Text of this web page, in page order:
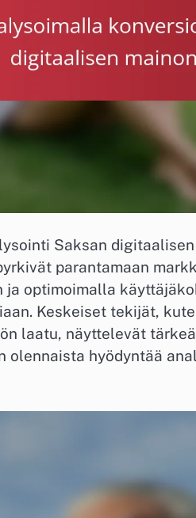
Saksan
parantamaan
optimoimalla
Keskeiset tekijät,
laatu, näyttelevät
olennaista hyödyntää